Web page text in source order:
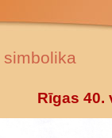
simbolika
Rīgas